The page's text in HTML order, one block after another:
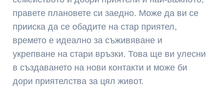
правете плановете си заедно. Може да ви се
прииска да се обадите на стар приятел,
времето е идеално за съживяване и
укрепване на стари връзки. Това ще ви улесни
в създаването на нови контакти и може би
дори приятелства за цял живот.